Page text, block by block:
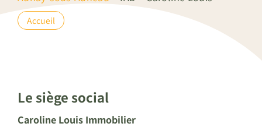
Accueil
Le siège social
Caroline Louis Immobilier